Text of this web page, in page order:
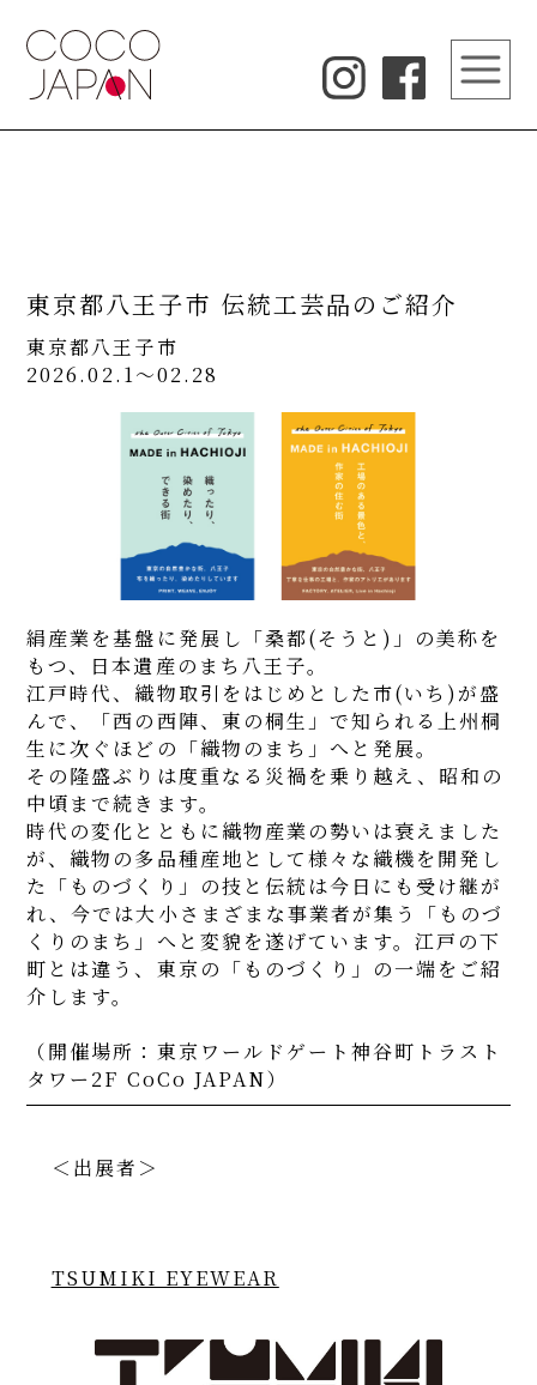
東京都八王子市 伝統工芸品のご紹介
東京都八王子市
2026.02.1～02.28
絹産業を基盤に発展し「桑都(そうと)」の美称を
もつ、日本遺産のまち八王子。
江戸時代、織物取引をはじめとした市(いち)が盛
んで、「西の西陣、東の桐生」で知られる上州桐
生に次ぐほどの「織物のまち」へと発展。
その隆盛ぶりは度重なる災禍を乗り越え、昭和の
中頃まで続きます。
時代の変化とともに織物産業の勢いは衰えました
が、織物の多品種産地として様々な織機を開発し
た「ものづくり」の技と伝統は今日にも受け継が
れ、今では大小さまざまな事業者が集う「ものづ
くりのまち」へと変貌を遂げています。江戸の下
町とは違う、東京の「ものづくり」の一端をご紹
介します。
（開催場所：東京ワールドゲート神谷町トラスト
タワー2F CoCo JAPAN）
＜出展者＞
TSUMIKI EYEWEAR